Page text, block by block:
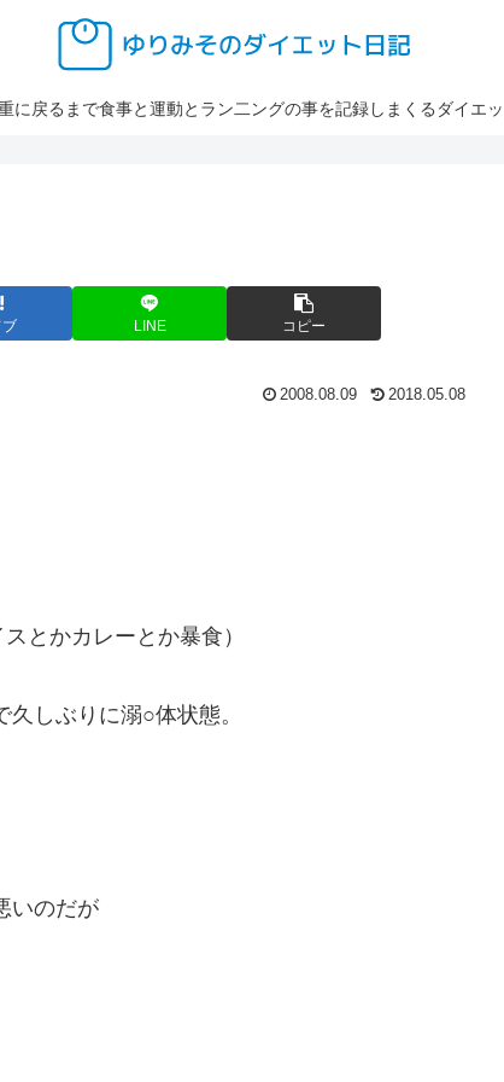
に戻るまで食事と運動とラン二ングの事を記録しまくるダイエ
LINE コピー
2008.08.09 2018.05.08
とかカレーとか暴食）
しぶりに溺○体状態。
いのだが